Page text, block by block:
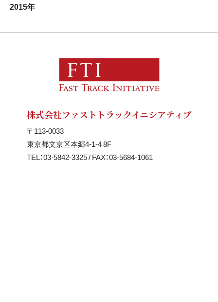
2015年
株式会社ファストトラックイニシアティブ
〒113-0033
東京都文京区本郷4-1-4 8F
TEL：03-5842-3325 / FAX：03-5684-1061